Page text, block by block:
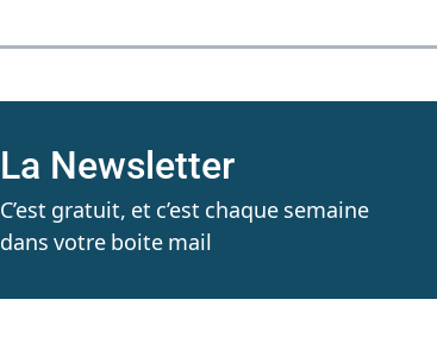
La Newsletter
C’est gratuit, et c’est chaque semaine
dans votre boite mail